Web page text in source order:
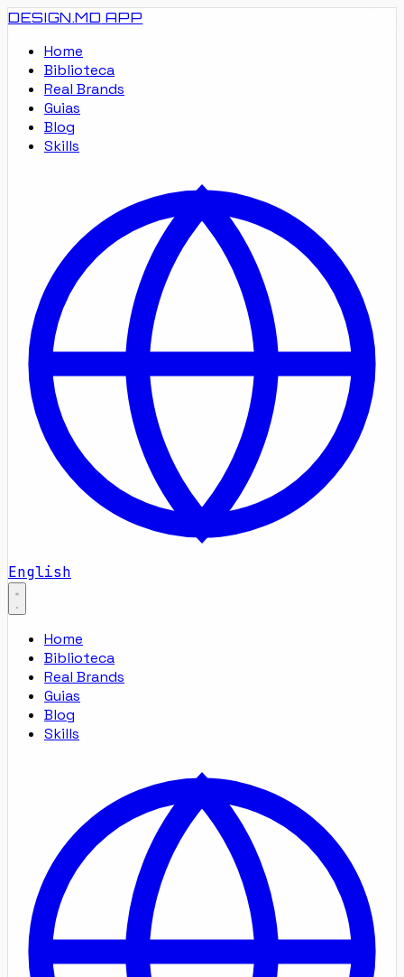
DESIGN.MD APP
Home
Biblioteca
Real Brands
Guias
Blog
Skills
English
Home
Biblioteca
Real Brands
Guias
Blog
Skills